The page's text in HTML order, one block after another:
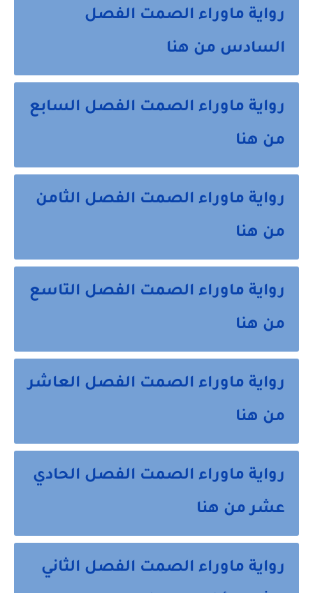
رواية ماوراء الصمت الفصل
السادس من هنا
رواية ماوراء الصمت الفصل السابع
من هنا
رواية ماوراء الصمت الفصل الثامن
من هنا
رواية ماوراء الصمت الفصل التاسع
من هنا
رواية ماوراء الصمت الفصل العاشر
من هنا
رواية ماوراء الصمت الفصل الحادي
عشر من هنا
رواية ماوراء الصمت الفصل الثاني